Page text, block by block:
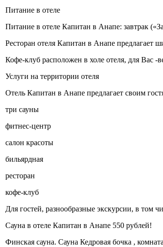
Питание в отеле
Питание в отеле Капитан в Анапе: завтрак
Ресторан отеля Капитан в Анапе
Кофе-клуб расположен в холе отеля, для Вас -
Услуги на территории отеля
Отель Капитан в Анапе предлагает своим
три сауны
фитнес-центр
салон красоты
бильярдная
ресторан
кофе-клуб
Для гостей, разнообразные экскурсии, в том
Сауна в отеле Капитан в Анапе 550 рублей!
Финская сауна. Сауна Кедровая бочка ,